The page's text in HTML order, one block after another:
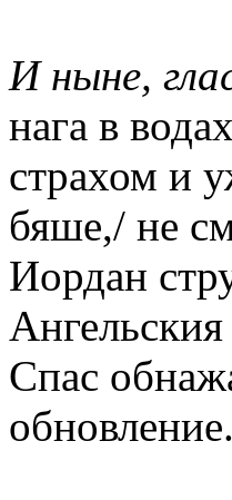
И ныне,
нага в
страхом и
бяше,/ не
Иордан
Спас
обновление.